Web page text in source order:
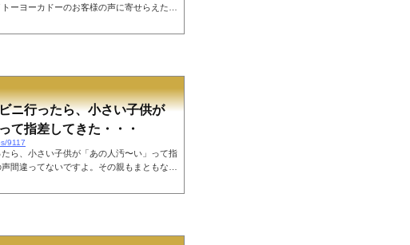
ーヨーカドーのお客様の声に寄せらえた、
からの投書がされ話題になっています。イ
ました。ネットの声挨拶されるのに不快感
ニ行ったら、小さい子供が
て指差してきた・・・
9117
ら、小さい子供が「あの人汚〜い」って指
間違ってないですよ。その親もまともな躾
バラ始めた子供に注意した店員子供に親が
ばいて相手のお兄さんに止められましたw